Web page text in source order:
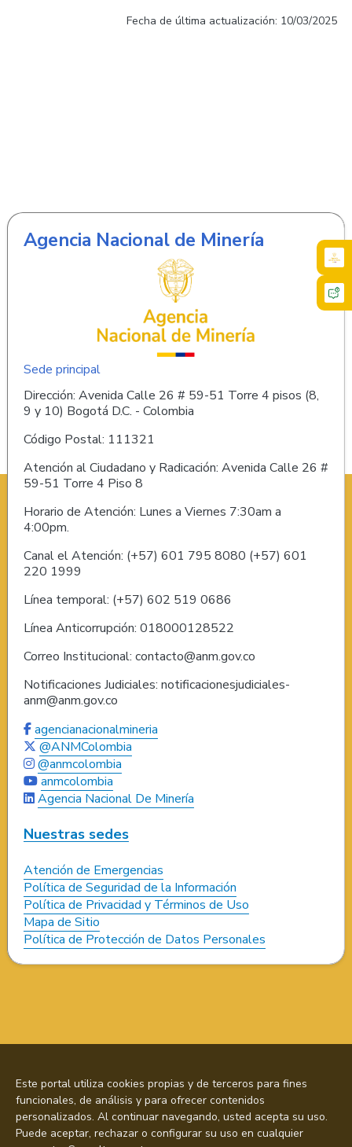
Fecha de última actualización: 10/03/2025
Agencia Nacional de Minería
Sede principal
Dirección: Avenida Calle 26 # 59-51 Torre 4 pisos (8,
9 y 10) Bogotá D.C. - Colombia
Código Postal: 111321
Atención al Ciudadano y Radicación: Avenida Calle 26 #
59-51 Torre 4 Piso 8
Horario de Atención: Lunes a Viernes 7:30am a
4:00pm.
Canal el Atención: (+57) 601 795 8080 (+57) 601
220 1999
Línea temporal: (+57) 602 519 0686
Línea Anticorrupción: 018000128522
Correo Institucional: contacto@anm.gov.co
Notificaciones Judiciales: notificacionesjudiciales-
anm@anm.gov.co
agencianacionalmineria
@ANMColombia
@anmcolombia
anmcolombia
Agencia Nacional De Minería
Nuestras sedes
Atención de Emergencias
Política de Seguridad de la Información
Política de Privacidad y Términos de Uso
Mapa de Sitio
Política de Protección de Datos Personales
Este portal utiliza cookies propias y de terceros para fines
funcionales, de análisis y para ofrecer contenidos
personalizados. Al continuar navegando, usted acepta su uso.
Puede aceptar, rechazar o configurar su uso en cualquier